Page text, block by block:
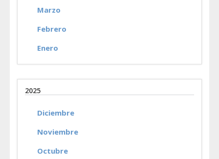
Marzo
Febrero
Enero
2025
Diciembre
Noviembre
Octubre